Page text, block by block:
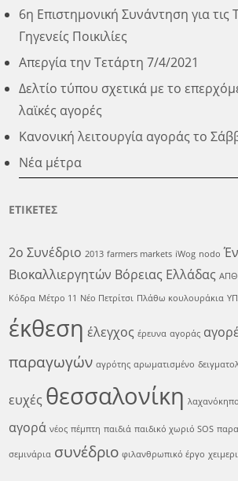
6η Επιστημονική Συνάντηση για τις
Γηγενείς Ποικιλίες
Απεργία την Τετάρτη 7/4/2021
Δελτίο τύπου σχετικά με το
λαϊκές αγορές
Κανονική λειτουργία αγοράς το
Νέα μέτρα
ΕΤΙΚΕΤΕΣ
2ο Συνέδριο 2013 farmers markets iWog nodo
Βιοκαλλιεργητών Βόρειας Ελλάδας ΑΠΘ
Κόδρα Μέτρο 11 Νέο Πετρίτσι Πλάθω κουλουράκια
έκθεση έλεγχος έρευνα αγοράς
παραγωγών αγρότης αρωματισμένο
ευχές θεσσαλονίκη
αγορά νέος πέμπτη παιδιά παιδικό χωριό SOS
σεμινάρια συνέδριο φιλανθρωπικό έργο